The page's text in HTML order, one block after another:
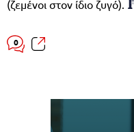
(ζεμένοι στον ίδιο ζυγό).
0